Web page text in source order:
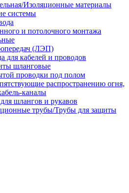
Изоляционные материалы
системы
и потолочного монтажа
(ЛЭП)
для кабелей и проводов
шланговые
проводки под полом
распространению огня,
каналы
шлангов и рукавов
трубы/Трубы для защиты